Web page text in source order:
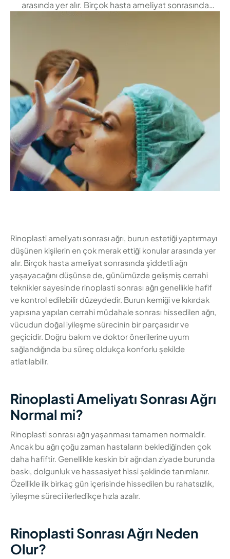
arasında yer alır. Birçok hasta ameliyat sonrasında
Burun kemiği ve kıkırdak yapısına yapılan cerrahi
müdahale sonrası hissedilen ağrı, vücudun doğal
iyileşme sürecinin …
Rinoplasti ameliyatı sonrası ağrı, burun estetiği yaptırmayı
düşünen kişilerin en çok merak ettiği konular arasında yer
alır. Birçok hasta ameliyat sonrasında şiddetli ağrı
yaşayacağını düşünse de, günümüzde gelişmiş cerrahi
teknikler sayesinde rinoplasti sonrası ağrı genellikle hafif
ve kontrol edilebilir düzeydedir. Burun kemiği ve kıkırdak
yapısına yapılan cerrahi müdahale sonrası hissedilen ağrı,
vücudun doğal iyileşme sürecinin bir parçasıdır ve
geçicidir. Doğru bakım ve doktor önerilerine uyum
sağlandığında bu süreç oldukça konforlu şekilde
atlatılabilir.
Rinoplasti Ameliyatı Sonrası Ağrı
Normal mi?
Rinoplasti sonrası ağrı yaşanması tamamen normaldir.
Ancak bu ağrı çoğu zaman hastaların beklediğinden çok
daha hafiftir. Genellikle keskin bir ağrıdan ziyade burunda
baskı, dolgunluk ve hassasiyet hissi şeklinde tanımlanır.
Özellikle ilk birkaç gün içerisinde hissedilen bu rahatsızlık,
iyileşme süreci ilerledikçe hızla azalır.
Rinoplasti Sonrası Ağrı Neden
Olur?